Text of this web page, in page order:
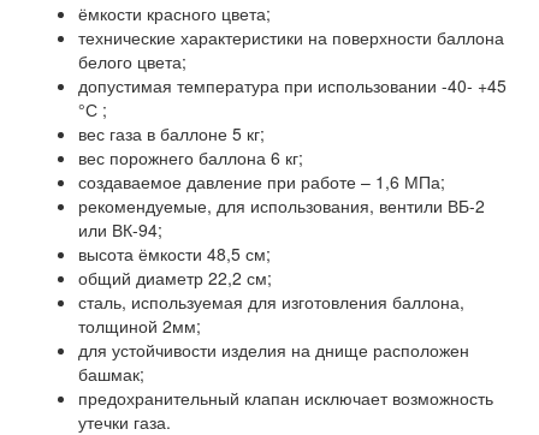
ёмкости красного цвета;
технические характеристики на поверхности баллона
белого цвета;
допустимая температура при использовании -40- +45
°С ;
вес газа в баллоне 5 кг;
вес порожнего баллона 6 кг;
создаваемое давление при работе – 1,6 МПа;
рекомендуемые, для использования, вентили ВБ-2
или ВК-94;
высота ёмкости 48,5 см;
общий диаметр 22,2 см;
сталь, используемая для изготовления баллона,
толщиной 2мм;
для устойчивости изделия на днище расположен
башмак;
предохранительный клапан исключает возможность
утечки газа.